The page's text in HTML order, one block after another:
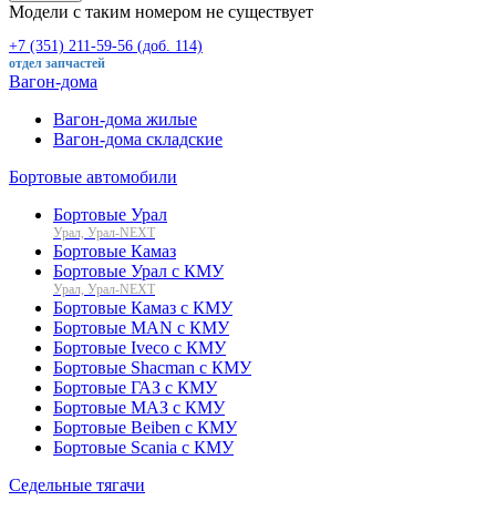
Модели с таким номером не существует
+7 (351) 211-59-56 (доб. 114)
отдел запчастей
Вагон-дома
Вагон-дома жилые
Вагон-дома складские
Бортовые автомобили
Бортовые Урал
Урал, Урал-NEXT
Бортовые Камаз
Бортовые Урал с КМУ
Урал, Урал-NEXT
Бортовые Камаз с КМУ
Бортовые MAN с КМУ
Бортовые Iveco с КМУ
Бортовые Shacman с КМУ
Бортовые ГАЗ с КМУ
Бортовые МАЗ с КМУ
Бортовые Beiben с КМУ
Бортовые Scania с КМУ
Седельные тягачи